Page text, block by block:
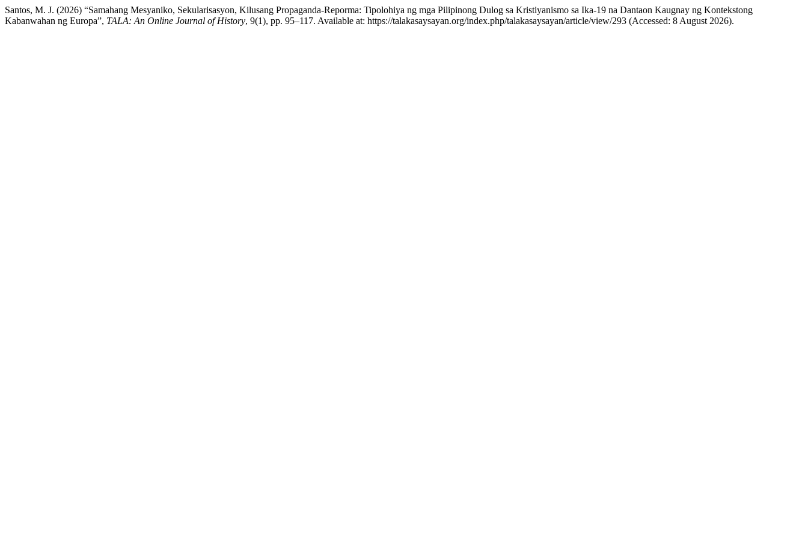
Santos, M. J. (2026) “Samahang Mesyaniko, Sekularisasyon, Kilusang Propaganda-Reporma: Tipolohiya ng mga Pilipinong Dulog sa Kristiyanismo sa Ika-19 na Dantaon Kaugnay ng Kontekstong
Kabanwahan ng Europa”, TALA: An Online Journal of History, 9(1), pp. 95–117. Available at: https://talakasaysayan.org/index.php/talakasaysayan/article/view/293 (Accessed: 8 August 2026).